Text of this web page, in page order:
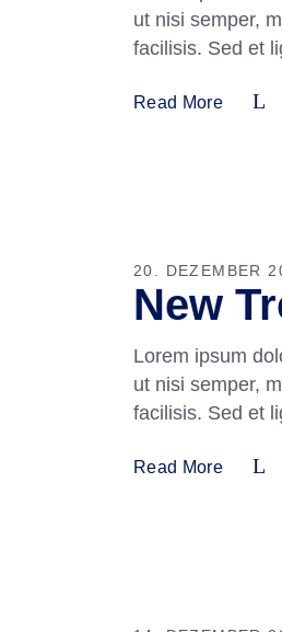
ut nisi semper,
facilisis. Sed et
Read More
20. DEZEMBER
New
Lorem ipsum
ut nisi semper,
facilisis. Sed et
Read More